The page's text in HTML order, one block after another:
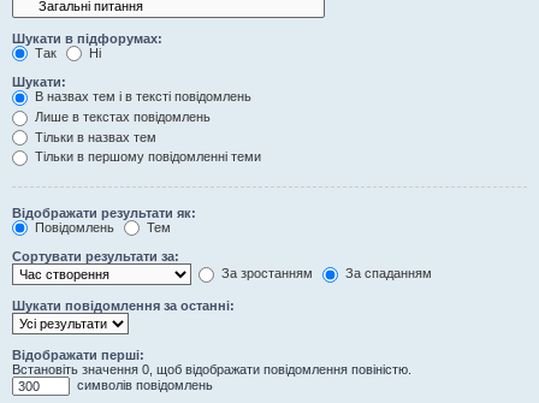
Шукати в підфорумах:
Так
Ні
Шукати:
В назвах тем і в тексті повідомлень
Лише в текстах повідомлень
Тільки в назвах тем
Тільки в першому повідомленні теми
Відображати результати як:
Повідомлень
Тем
Сортувати результати за:
За зростанням
За спаданням
Шукати повідомлення за останні:
Відображати перші:
Встановіть значення 0, щоб відображати повідомлення повіністю.
символів повідомлень